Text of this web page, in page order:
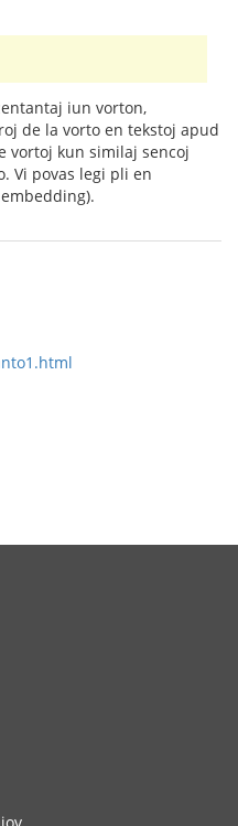
iun vorton,
de la vorto en tekstoj apud
vortoj kun similaj sencoj
Vi povas legi pli en